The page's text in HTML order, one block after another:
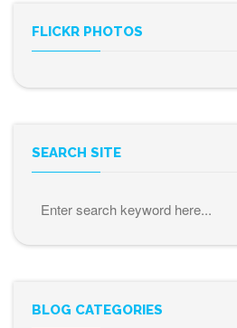
FLICKR PHOTOS
SEARCH SITE
BLOG CATEGORIES